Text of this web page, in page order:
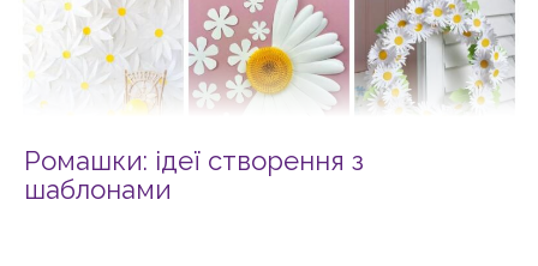
Ромашки: ідеї створення з
шаблонами